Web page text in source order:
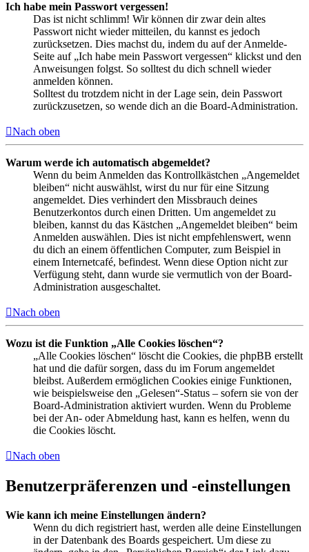
Ich habe mein Passwort vergessen!
Das ist nicht schlimm! Wir können dir zwar dein altes
Passwort nicht wieder mitteilen, du kannst es jedoch
zurücksetzen. Dies machst du, indem du auf der Anmelde-
Seite auf „Ich habe mein Passwort vergessen“ klickst und den
Anweisungen folgst. So solltest du dich schnell wieder
anmelden können.
Solltest du trotzdem nicht in der Lage sein, dein Passwort
zurückzusetzen, so wende dich an die Board-Administration.
Nach oben
Warum werde ich automatisch abgemeldet?
Wenn du beim Anmelden das Kontrollkästchen „Angemeldet
bleiben“ nicht auswählst, wirst du nur für eine Sitzung
angemeldet. Dies verhindert den Missbrauch deines
Benutzerkontos durch einen Dritten. Um angemeldet zu
bleiben, kannst du das Kästchen „Angemeldet bleiben“ beim
Anmelden auswählen. Dies ist nicht empfehlenswert, wenn
du dich an einem öffentlichen Computer, zum Beispiel in
einem Internetcafé, befindest. Wenn diese Option nicht zur
Verfügung steht, dann wurde sie vermutlich von der Board-
Administration ausgeschaltet.
Nach oben
Wozu ist die Funktion „Alle Cookies löschen“?
„Alle Cookies löschen“ löscht die Cookies, die phpBB erstellt
hat und die dafür sorgen, dass du im Forum angemeldet
bleibst. Außerdem ermöglichen Cookies einige Funktionen,
wie beispielsweise den „Gelesen“-Status – sofern sie von der
Board-Administration aktiviert wurden. Wenn du Probleme
bei der An- oder Abmeldung hast, kann es helfen, wenn du
die Cookies löscht.
Nach oben
Benutzerpräferenzen und -einstellungen
Wie kann ich meine Einstellungen ändern?
Wenn du dich registriert hast, werden alle deine Einstellungen
in der Datenbank des Boards gespeichert. Um diese zu